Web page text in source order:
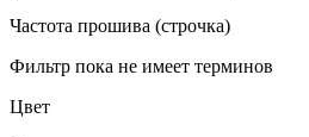
Частота прошива (строчка)
Фильтр пока не имеет терминов
Цвет